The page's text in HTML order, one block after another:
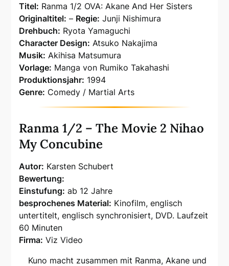
Titel: Ranma 1/2 OVA: Akane And Her Sisters
Originaltitel: – Regie: Junji Nishimura
Drehbuch: Ryota Yamaguchi
Character Design: Atsuko Nakajima
Musik: Akihisa Matsumura
Vorlage: Manga von Rumiko Takahashi
Produktionsjahr: 1994
Genre: Comedy / Martial Arts
Ranma 1/2 – The Movie 2 Nihao
My Concubine
Autor: Karsten Schubert
Bewertung:
Einstufung: ab 12 Jahre
besprochenes Material: Kinofilm, englisch
untertitelt, englisch synchronisiert, DVD. Laufzeit
60 Minuten
Firma: Viz Video
Kuno macht zusammen mit Ranma, Akane und